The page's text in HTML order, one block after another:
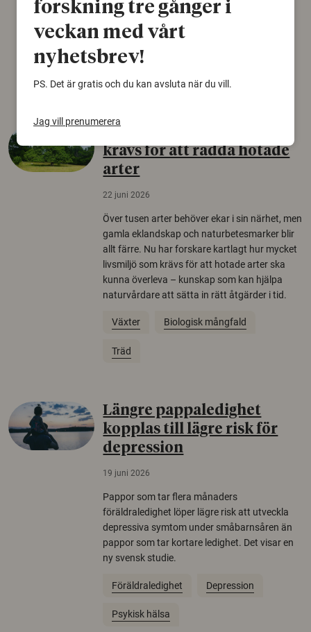
gammal sko. Fyndet bär spår av romerskt
skomode och beskrivs som mycket ovanligt i
krävs för att rädda hotade
arter
22 juni 2026
Över tusen arter behöver ekar i sin närhet, men
gamla eklandskap och naturbetesmarker blir
allt färre. Nu har forskare kartlagt hur mycket
livsmiljö som krävs för att hotade arter ska
kunna överleva – kunskap som kan hjälpa
naturvårdare att sätta in rätt åtgärder i tid.
Växter Biologisk mångfald
Träd
Längre pappaledighet
kopplas till lägre risk för
depression
19 juni 2026
Pappor som tar flera månaders
föräldraledighet löper lägre risk att utveckla
depressiva symtom under småbarnsåren än
pappor som tar kortare ledighet. Det visar en
ny svensk studie.
Föräldraledighet Depression
Psykisk hälsa
forskning tre gånger i
veckan med vårt
nyhetsbrev!
PS. Det är gratis och du kan avsluta när du vill.
Jag vill prenumerera